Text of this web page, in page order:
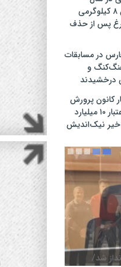
گذشته / کاهش ۸ کیلوگرمی
پس از حذف
در مسابقات
و
درخشیدند
کانون پرورش
فکری در اوز با اعتبار ۱۰ میلیارد
خیر نیک‌اندیش
شد/